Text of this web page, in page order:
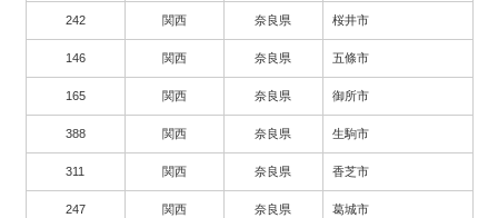
242 関西 奈良県 桜井市
146 関西 奈良県 五條市
165 関西 奈良県 御所市
388 関西 奈良県 生駒市
311 関西 奈良県 香芝市
247 関西 奈良県 葛城市